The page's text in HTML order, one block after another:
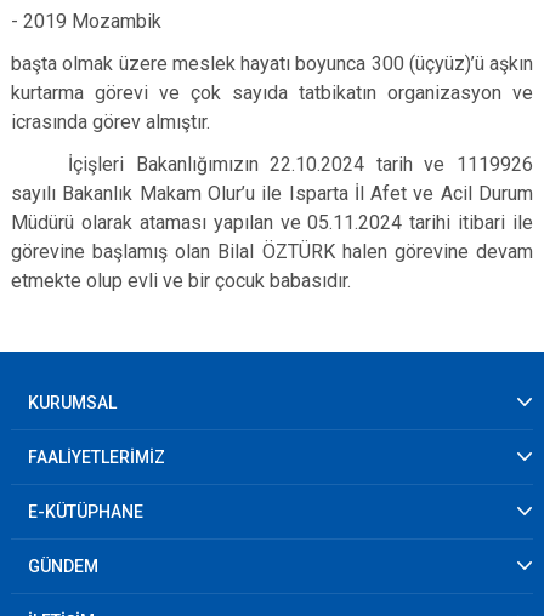
- 2019 Mozambik
başta olmak üzere meslek hayatı boyunca 300 (üçyüz)’ü aşkın
kurtarma görevi ve çok sayıda tatbikatın organizasyon ve
icrasında görev almıştır.
İçişleri Bakanlığımızın 22.10.2024 tarih ve 1119926
sayılı Bakanlık Makam Olur’u ile Isparta İl Afet ve Acil Durum
Müdürü olarak ataması yapılan ve 05.11.2024 tarihi itibari ile
görevine başlamış olan Bilal ÖZTÜRK halen görevine devam
etmekte olup evli ve bir çocuk babasıdır.
KURUMSAL
FAALİYETLERİMİZ
E-KÜTÜPHANE
GÜNDEM